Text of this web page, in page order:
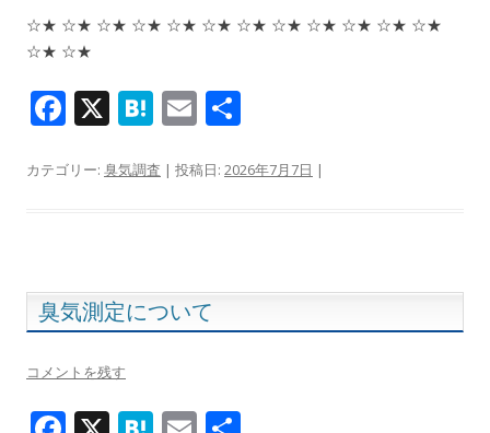
☆★ ☆★ ☆★ ☆★ ☆★ ☆★ ☆★ ☆★ ☆★ ☆★ ☆★ ☆★
☆★ ☆★
F
e
o
k
X H
e
E
ai
カテゴリー: 臭気調査 | 投稿日: 2026年7月7日 |
臭気測定について
コメントを残す